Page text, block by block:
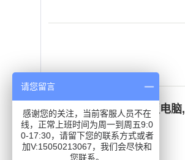
关键词：19寸工业平板电脑,
在线询价
请您留言
感谢您的关注，当前客服人员不在
线，正常上班时间为周一到周五9:0
0-17:30，请留下您的联系方式或者
加V:15050213067，我们会尽快和
您联系。